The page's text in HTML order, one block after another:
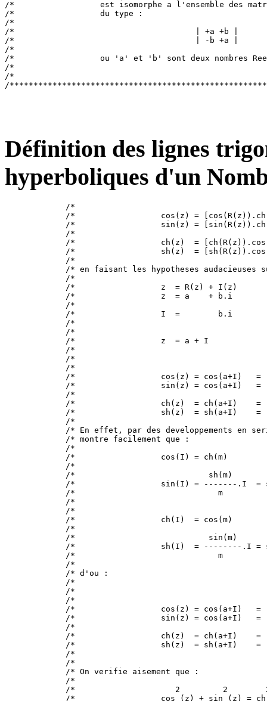
/*                  est isomorphe a
/*                  du type :
/*
/*                                      | +a +b |
/*                                      | -b +a |
/*
/*                  ou 'a' et 'b' sont deux
/*
/*
Définition des lignes
hyperboliques d'un
/*
/*                  cos(z) =
/*                  sin(z) =
/*
/*                  ch(z)  =
/*                  sh(z)  =
/*
/* en faisant les hypotheses
/*
/*                  z  = R(z) + I(z)
/*                  z  = a    + b.i
/*
/*                  I  =        b.i
/*
/*
/*                  z  = a + I
/*
/*
/*
/*                  cos(z) = cos(a+I)
/*                  sin(z) = cos(a+I)
/*
/*                  ch(z)  = ch(a+I)
/*                  sh(z)  = sh(a+I)
/*
/* En effet, par des developpements
/* montre facilement que :
/*
/*                  cos(I) = ch(m)
/*
/*                            sh(m)
/*                  sin(I) = -------.I
/*                              m
/*
/*
/*                  ch(I)  = cos(m)
/*
/*                            sin(m)
/*                  sh(I)  = --------.I
/*                              m
/*
/* d'ou :
/*
/*
/*
/*                  cos(z) = cos(a+I)   =
/*                  sin(z) = cos(a+I)   =
/*
/*                  ch(z)  = ch(a+I)    =
/*                  sh(z)  = sh(a+I)    =
/*
/*
/* On verifie aisement que :
/*
/*                     2         2
/*                  cos (z) + sin (z) =